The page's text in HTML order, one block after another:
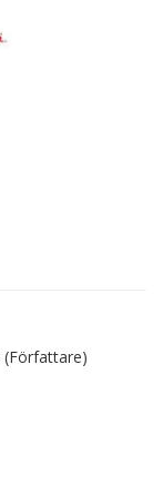
(Författare)